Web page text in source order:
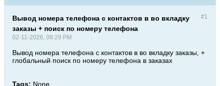
#1
Вывод номера телефона с контактов в во вкладку
заказы + поиск по номеру телефона
02-11-2026, 08:29 PM
Вывод номера телефона с контактов в во вкладку заказы, +
глобальный поиск по номеру телефона в заказах
Tags: None